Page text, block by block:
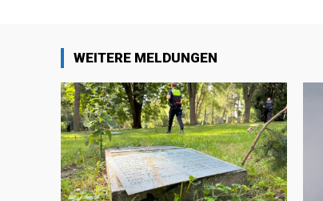
WEITERE MELDUNGEN